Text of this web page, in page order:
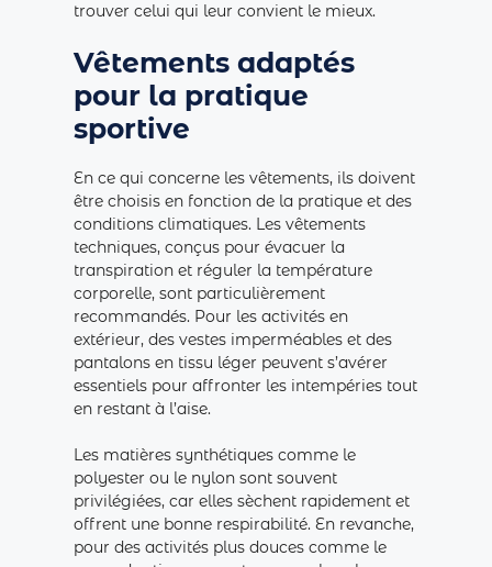
trouver celui qui leur convient le mieux.
Vêtements adaptés
pour la pratique
sportive
En ce qui concerne les vêtements, ils doivent
être choisis en fonction de la pratique et des
conditions climatiques. Les vêtements
techniques, conçus pour évacuer la
transpiration et réguler la température
corporelle, sont particulièrement
recommandés. Pour les activités en
extérieur, des vestes imperméables et des
pantalons en tissu léger peuvent s’avérer
essentiels pour affronter les intempéries tout
en restant à l’aise.
Les matières synthétiques comme le
polyester ou le nylon sont souvent
privilégiées, car elles sèchent rapidement et
offrent une bonne respirabilité. En revanche,
pour des activités plus douces comme le